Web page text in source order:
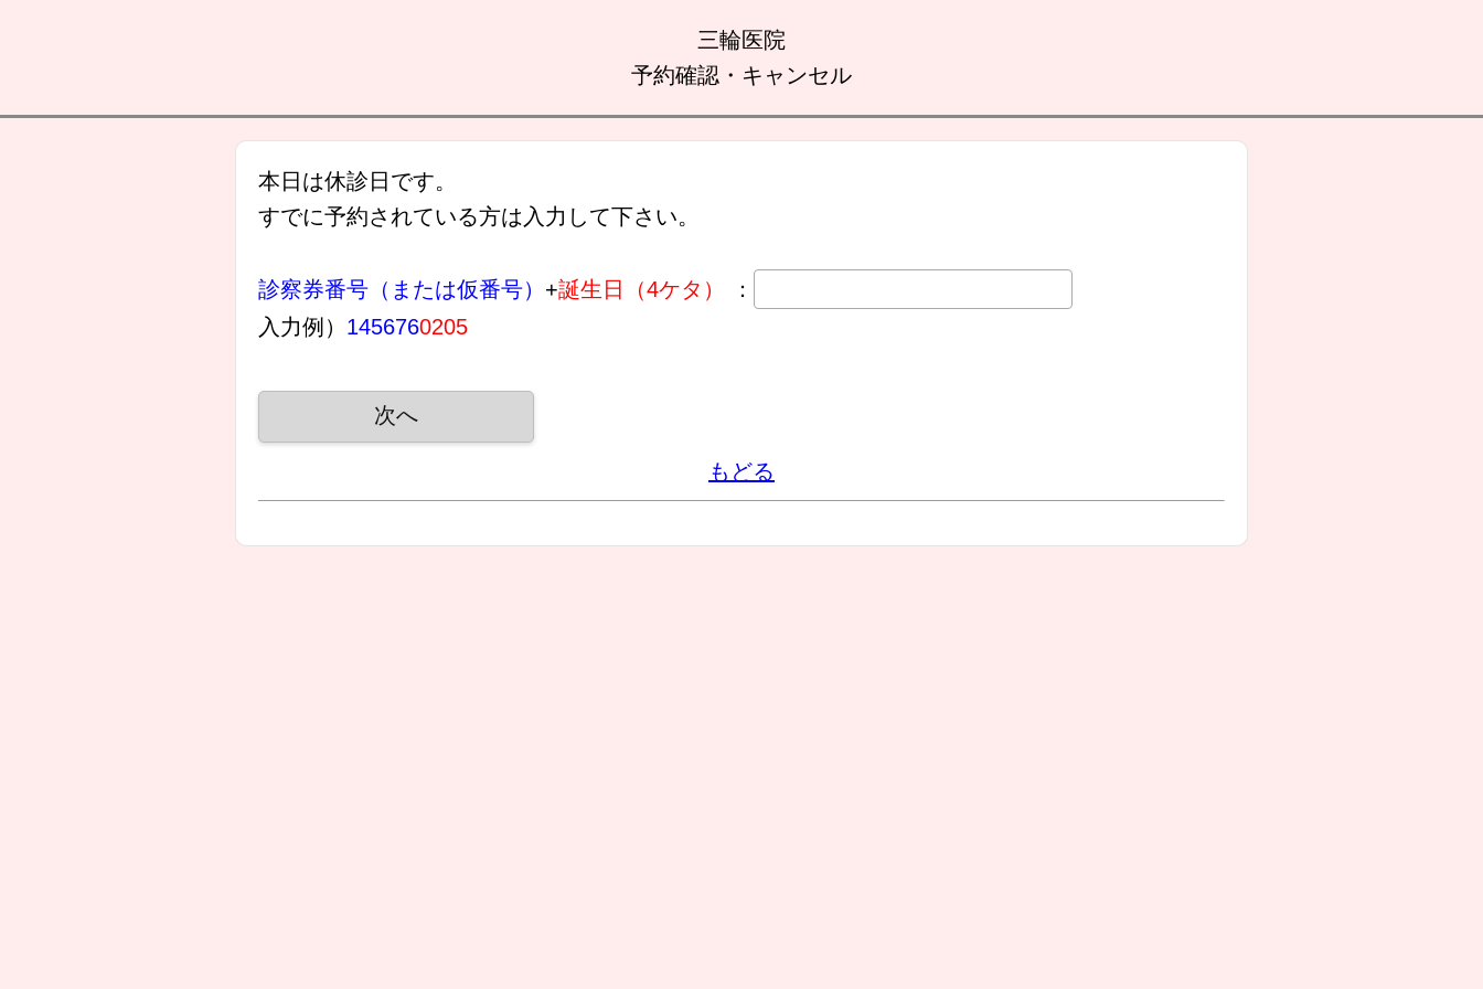
三輪医院
予約確認・キャンセル
本日は休診日です。
すでに予約されている方は入力して下さい。
診察券番号（または仮番号） +誕生日（4ケタ）
：
入力例） 1456760205
もどる